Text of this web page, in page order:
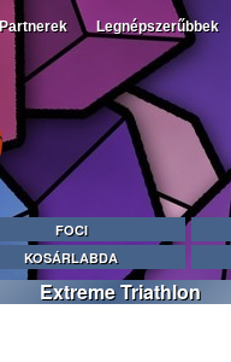
Partnerek Legnépszerűbbek
FOCI
KOSÁRLABDA
Extreme Triathlon